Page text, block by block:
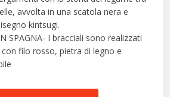
avvolta in una scatola nera e
kintsugi.
SPAGNA- I bracciali sono realizzati
filo rosso, pietra di legno e